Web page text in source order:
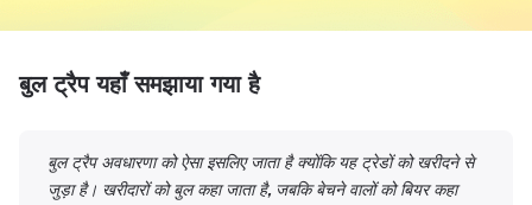
बुल ट्रैप यहाँ समझाया गया है
बुल ट्रैप अवधारणा को ऐसा इसलिए जाता है क्योंकि यह ट्रेडों को खरीदने से
जुड़ा है। खरीदारों को बुल कहा जाता है, जबकि बेचने वालों को बियर कहा